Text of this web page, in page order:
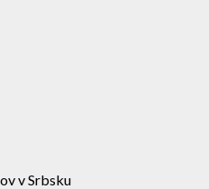
v Srbsku